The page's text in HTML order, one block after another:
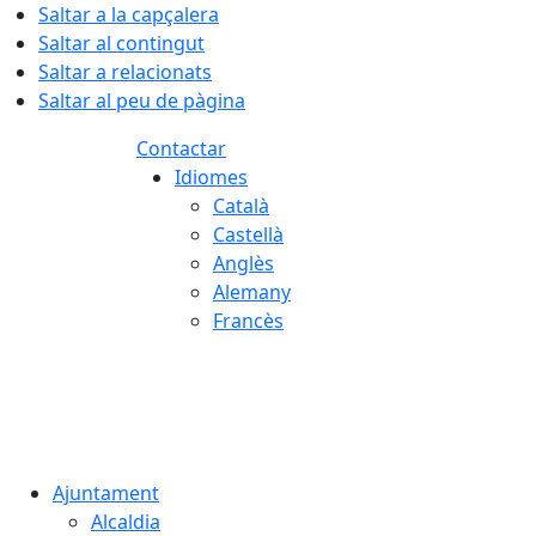
Saltar a la capçalera
Saltar al contingut
Saltar a relacionats
Saltar al peu de pàgina
Contactar
Idiomes
Català
Castellà
Anglès
Alemany
Francès
Ajuntament
Alcaldia